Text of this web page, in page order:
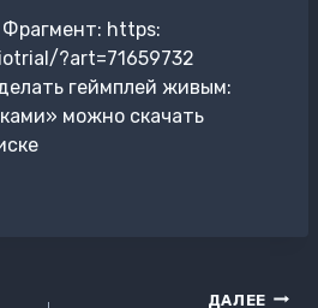
https:
?art=71659732
геймплей живым:
можно скачать
ДАЛЕЕ